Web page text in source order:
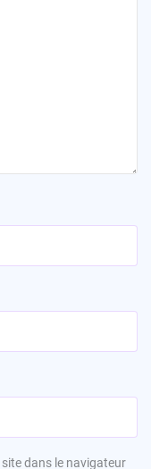
dans le navigateur